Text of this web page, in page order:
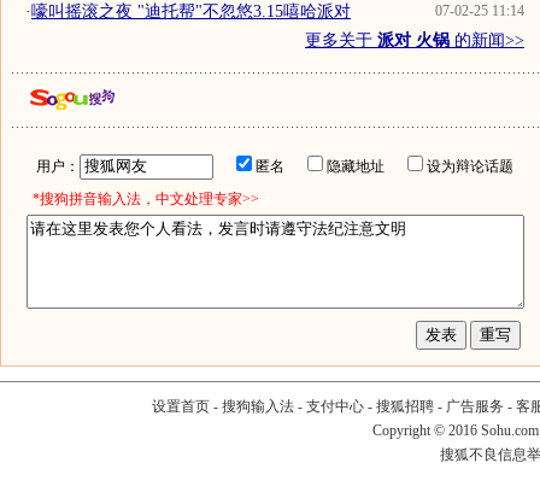
07-02-25 11:14
·嚎叫摇滚之夜 "迪托帮"不忽悠3.15嘻哈派对
更多关于 派对 火锅 的新闻>>
用户： 匿名 隐藏地址
设为辩论话题
*搜狗拼音输入法，中文处理专家>>
设置首页- 搜狗输入法- 支付中心- 搜狐招聘- 广告服务 - 客
Copyright © 2016
搜狐不良信息